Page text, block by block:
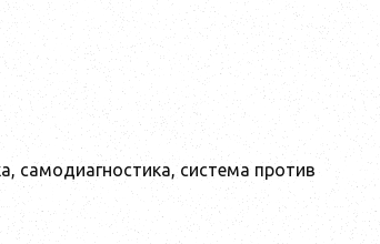
самодиагностика, система против